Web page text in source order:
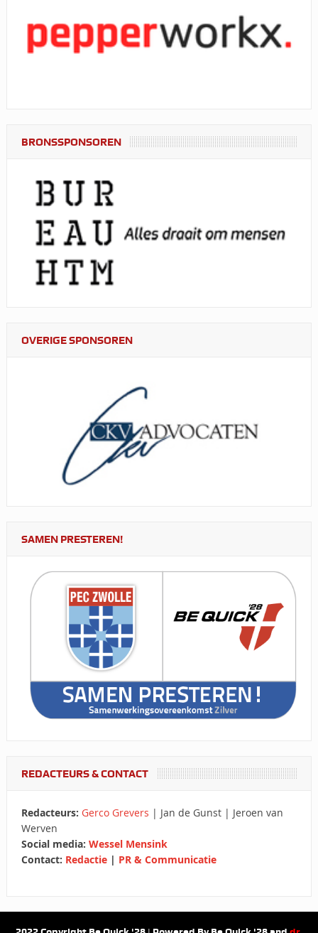
BRONSSPONSOREN
OVERIGE SPONSOREN
SAMEN PRESTEREN!
REDACTEURS & CONTACT
Redacteurs: Gerco Grevers | Jan de Gunst | Jeroen van
Werven
Social media: Wessel Mensink
Contact: Redactie| PR & Communicatie